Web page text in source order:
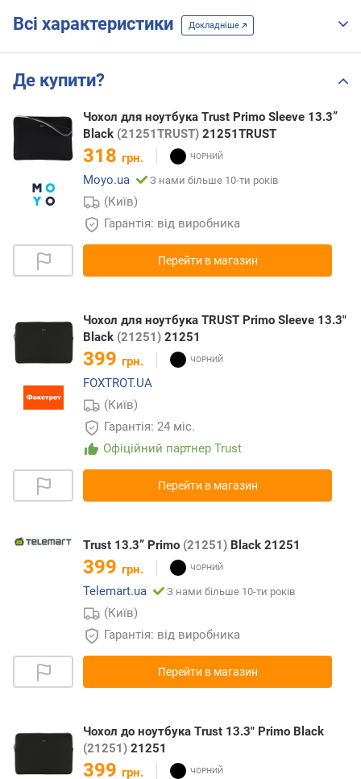
Всі характеристики Докладніше
Де купити?
Чохол для ноутбука Trust Primo Sleeve 13.3”
Black (21251TRUST) 21251TRUST
318 грн.
Moyo.ua
З нами більше 10-ти років
(Київ)
Гарантія: від виробника
Перейти в магазин
Чохол для ноутбука TRUST Primo Sleeve 13.3"
Black (21251) 21251
399 грн.
FOXTROT.UA
(Київ)
Гарантія: 24 міс.
Офіційний партнер Trust
Перейти в магазин
Trust 13.3” Primo (21251) Black 21251
399 грн.
Telemart.ua
З нами більше 10-ти років
(Київ)
Гарантія: від виробника
Перейти в магазин
Чохол до ноутбука Trust 13.3" Primo Black
(21251) 21251
399 грн.